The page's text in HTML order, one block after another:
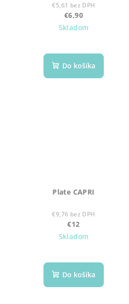
€5,61 bez DPH
€6,90
Skladom
Do košíka
Plate CAPRI
€9,76 bez DPH
€12
Skladom
Do košíka